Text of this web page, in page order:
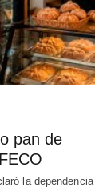
pan de
la dependencia